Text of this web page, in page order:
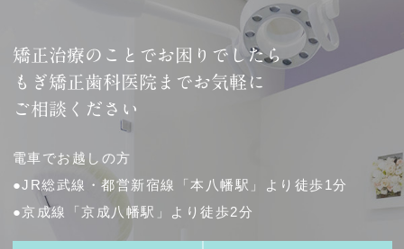
矯正治療のことでお困りでしたら
もぎ矯正歯科医院までお気軽に
ご相談ください
電車でお越しの方
●JR総武線・都営新宿線「本八幡駅」より徒歩1分
●京成線「京成八幡駅」より徒歩2分